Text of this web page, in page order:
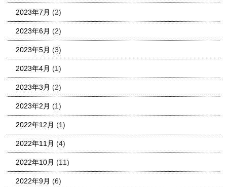
2023年7月 (2)
2023年6月 (2)
2023年5月 (3)
2023年4月 (1)
2023年3月 (2)
2023年2月 (1)
2022年12月 (1)
2022年11月 (4)
2022年10月 (11)
2022年9月 (6)